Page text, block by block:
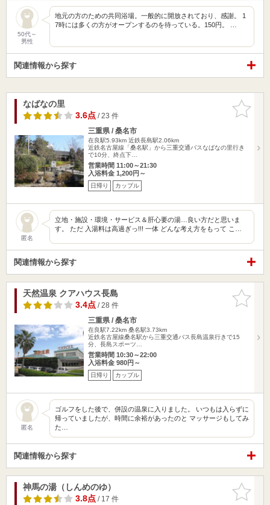
50代～
男性
地元の方のための共同浴場。一般的に開放されており、感謝。 1
7時には多くの方がオープンするのを待っている。150円。 …
関連情報から探す
お気に入
りに追加
なばなの里
3.6点/ 23 件
三重県 / 桑名市
在良駅5.93km 近鉄長島駅2.06km
近鉄名古屋線「桑名駅」から三重交通バスなばなの里行き
で10分、終点下…
営業時間 11:00～21:30
入浴料金 1,200円～
日帰り カップル
匿名
立地・施設・環境・サービス＆肝心要の湯…良い方だと思いま
す。 ただ 入湯料は高過ぎっ!!! 一体 どんな考え方をもって こ…
関連情報から探す
お気に入
りに追加
天然温泉 クアハウス長島
3.4点/ 28 件
三重県 / 桑名市
在良駅7.22km 桑名駅3.73km
近鉄名古屋線桑名駅から三重交通バス長島温泉行きで15
分、長島スポーツ…
営業時間 10:30～22:00
入浴料金 980円～
日帰り カップル
匿名
ゴルフをした後で、併設の温泉に入りました。 いつもは入らずに
帰っていましたが、時間に余裕があったのと マッサージもしてみ
た…
関連情報から探す
お気に入
りに追加
神馬の湯（しんめのゆ）
3.8点/ 17 件